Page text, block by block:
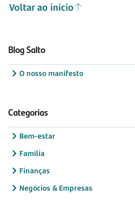
Voltar ao início
Blog Salto
O nosso manifesto
Categorias
Bem-estar
Família
Finanças
Negócios & Empresas